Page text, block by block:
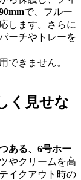
で、フルー
します。さらに
ーチやトレーを
できません。
く見せな
ある、6号ホー
やクリームを高
イクアウト時の